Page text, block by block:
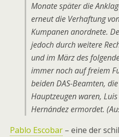
Monate später die
erneut die Verhaftung
Kumpanen anordnete.
jedoch durch weitere
und im März des
immer noch auf freiem
beiden DAS-Beamten,
Hauptzeugen waren,
Hernández ermordet.
Pablo Escobar – eine der